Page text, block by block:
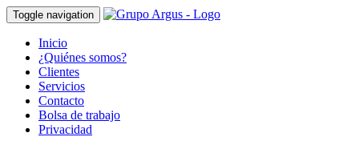
Toggle navigation
Inicio
¿Quiénes somos?
Clientes
Servicios
Contacto
Bolsa de trabajo
Privacidad